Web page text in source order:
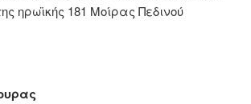
ηρωϊκής 181 Μοίρας Πεδινού